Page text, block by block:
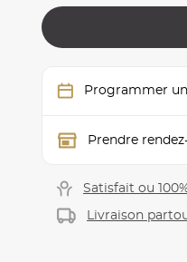
Programmer un
Prendre
Satisfait ou
Livraison